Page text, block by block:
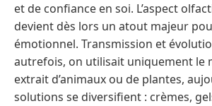
et de confiance en soi. L’aspect
devient dès lors un atout majeur
émotionnel. Transmission et
autrefois, on utilisait uniquement le
extrait d’animaux ou de plantes,
solutions se diversifient : crèmes,